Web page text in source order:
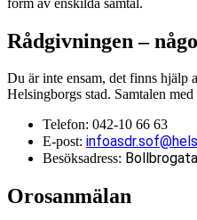
Rådgivningen –
Du är inte ensam, det finns hjälp
Helsingborgs stad. Samtalen med
Telefon: 042-10 66 63
E-post:
Besöksadress:
Orosanmälan